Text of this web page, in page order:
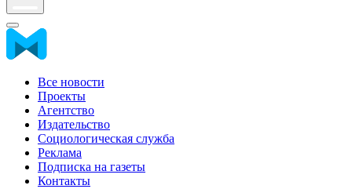
Все новости
Проекты
Агентство
Издательство
Социологическая служба
Реклама
Подписка на газеты
Контакты